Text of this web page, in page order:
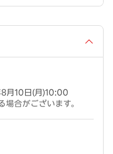
月10日(月)10:00
場合がございます。